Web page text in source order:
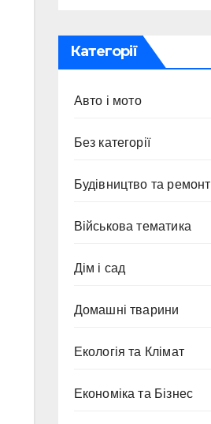
Категорії
Авто і мото
Без категорії
Будівництво та ремонт
Військова тематика
Дім і сад
Домашні тварини
Екологія та Клімат
Економіка та Бізнес